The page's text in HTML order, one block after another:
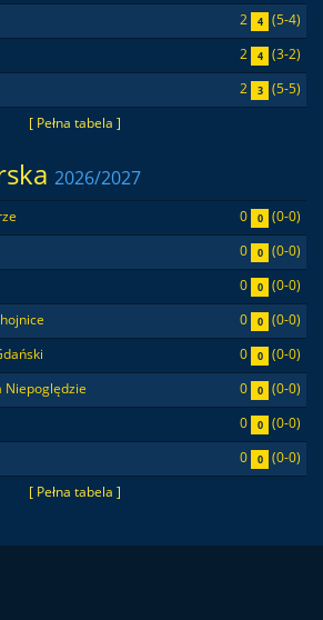
[ Pełna tabela ]
2 4
(5-4)
2 4
(3-2)
2 3 (5-5)
2026/2027
[ Pełna tabela ]
0 0
(0-0)
0 0
(0-0)
0 0
(0-0)
0 0
(0-0)
0 0
(0-0)
Niepoględzie 0 0
(0-0)
0 0
(0-0)
0 0 (0-0)